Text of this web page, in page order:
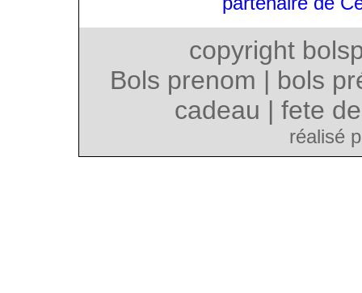
copyright
Bols prenom | bols
cadeau | fete
réalisé